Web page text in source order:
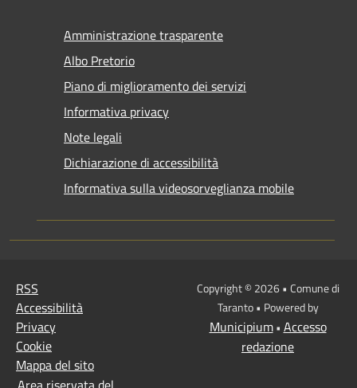
Amministrazione trasparente
Albo Pretorio
Piano di miglioramento dei servizi
Informativa privacy
Note legali
Dichiarazione di accessibilità
Informativa sulla videosorveglianza mobile
RSS
Accessibilità
Privacy
Cookie
Mappa del sito
Copyright © 2026 • Comune di
Taranto • Powered by
Municipium• Accesso
redazione